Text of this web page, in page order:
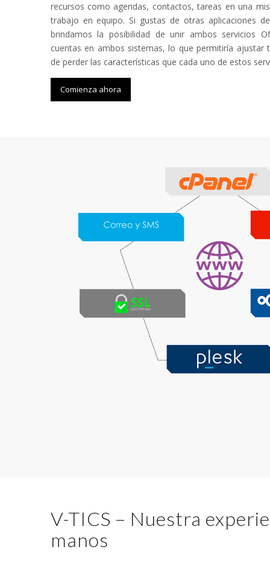
recursos como agendas, contactos, tareas en una
trabajo en equipo. Si gustas de otras aplicaciones
brindamos la posibilidad de unir ambos servicios
cuentas en ambos sistemas, lo que permitiría ajustar
de perder las características que cada uno de estos
Comienza ahora
V-TICS – Nuestra
manos